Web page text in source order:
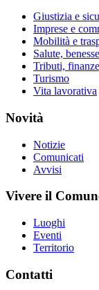
Giustizia e
Imprese e
Mobilità e
Salute,
Tributi,
Turismo
Vita lavorativa
Novità
Notizie
Comunicati
Avvisi
Vivere il
Luoghi
Eventi
Territorio
Contatti